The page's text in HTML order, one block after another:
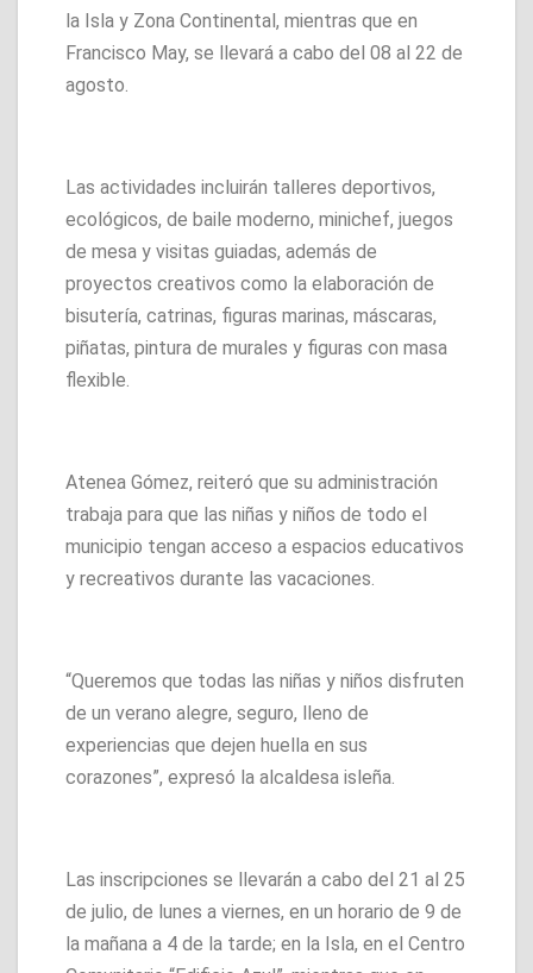
la Isla y Zona Continental, mientras que en
Francisco May, se llevará a cabo del 08 al 22 de
agosto.
Las actividades incluirán talleres deportivos,
ecológicos, de baile moderno, minichef, juegos
de mesa y visitas guiadas, además de
proyectos creativos como la elaboración de
bisutería, catrinas, figuras marinas, máscaras,
piñatas, pintura de murales y figuras con masa
flexible.
Atenea Gómez, reiteró que su administración
trabaja para que las niñas y niños de todo el
municipio tengan acceso a espacios educativos
y recreativos durante las vacaciones.
“Queremos que todas las niñas y niños disfruten
de un verano alegre, seguro, lleno de
experiencias que dejen huella en sus
corazones”, expresó la alcaldesa isleña.
Las inscripciones se llevarán a cabo del 21 al 25
de julio, de lunes a viernes, en un horario de 9 de
la mañana a 4 de la tarde; en la Isla, en el Centro